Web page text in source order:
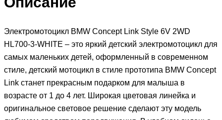
Электромотоцикл BMW Concept Link Style 6V 2WD
HL700-3-WHITE – это яркий детский электромотоцикл для
самых маленьких детей, оформленный в современном
стиле, детский мотоцикл в стиле прототипа BMW Concept
Link станет прекрасным подарком для малыша в
возрасте от 1 до 4 лет. Широкая цветовая линейка и
оригинальное световое решение сделают эту модель